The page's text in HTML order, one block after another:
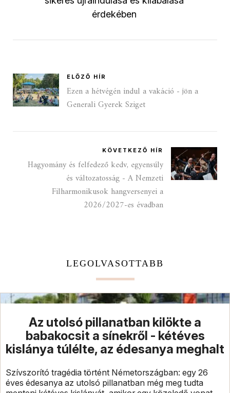
érdekében
ELŐZŐ HÍR
Ezen a hétvégén indul a vakáció - jön a
Generali Gyerek Sziget
KÖVETKEZŐ HÍR
Hagyomány és felfedező kedv, egyensúly
és változatosság - A Nemzeti
Filharmonikusok hangversenyei a
2026/2027-es évadban
LEGOLVASOTTABB
Az utolsó pillanatban kilökte a
babakocsit a sínekről - kétéves
kislánya túlélte, az édesanya meghalt
Szívszorító tragédia történt Németországban: egy 26
éves édesanya az utolsó pillanatban még meg tudta